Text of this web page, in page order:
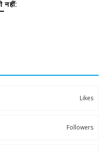
नहीं:
Likes
Followers